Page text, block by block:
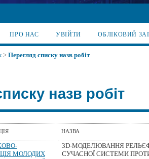
ПРО НАС УВІЙТИ ОБЛІКОВИЙ
> Перегляд списку назв робіт
назв робіт
НАЗВА
МОЛОДИХ
3D-МОДЕЛЮВАННЯ
СУЧАСНОЇ СИСТЕМИ